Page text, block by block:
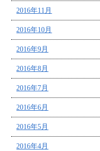
2016年11月
2016年10月
2016年9月
2016年8月
2016年7月
2016年6月
2016年5月
2016年4月